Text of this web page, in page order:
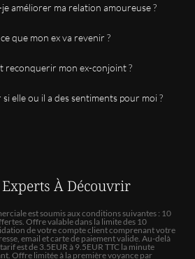
pas à nous rentré dedans
très a l' écoute humaine et
améliorer ma relation amoureuse ?
que mon ex va revenir ?
reconquerir mon ex-conjoint ?
elle ou il a des sentiments pour moi ?
À Découvrir
est soumis aux conditions suivantes : 10
Offre valable dans la limite des 10
de votre compte client comprenant votre
email et carte de paiement valide. Au-delà
est de 3.5EUR à 9.5EUR TTC la minute
Offre limitée à la première voyance par